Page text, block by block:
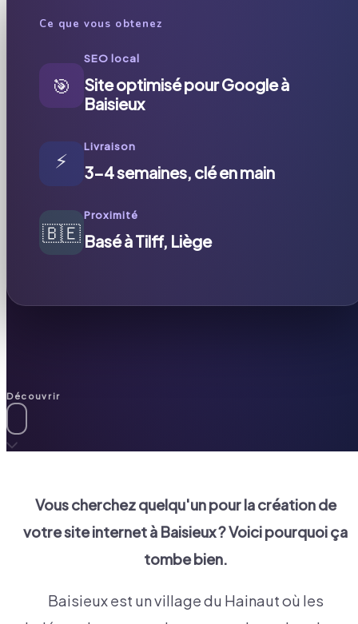
Ce que vous obtenez
🎯
SEO local
Site optimisé pour Google à
Baisieux
⚡
Livraison
3-4 semaines, clé en main
🇧🇪
Proximité
Basé à Tilff, Liège
Découvrir
Vous cherchez quelqu'un pour la création de
votre site internet à Baisieux? Voici pourquoi ça
tombe bien.
Baisieux est un village du Hainaut où les